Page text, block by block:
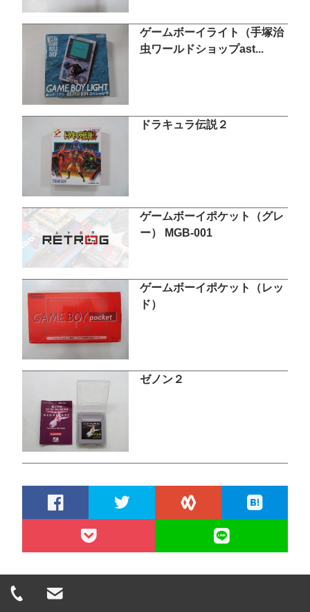
ゲームボーイライト（手塚治
虫ワールドショップast...
ドラキュラ伝説２
ゲームボーイポケット（グレ
ー） MGB-001
ゲームボーイポケット（レッ
ド）
ゼノン２